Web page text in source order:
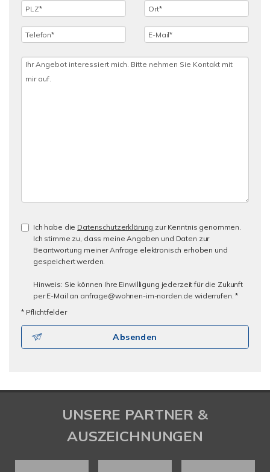
Ich habe die Datenschutzerklärung zur Kenntnis genommen.
Ich stimme zu, dass meine Angaben und Daten zur
Beantwortung meiner Anfrage elektronisch erhoben und
gespeichert werden.
Hinweis: Sie können Ihre Einwilligung jederzeit für die Zukunft
per E-Mail an anfrage@wohnen-im-norden.de widerrufen. *
* Pflichtfelder
Absenden
UNSERE PARTNER &
AUSZEICHNUNGEN